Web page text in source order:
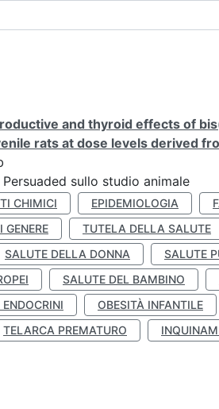
and thyroid effects of
rats at dose levels derived
sullo studio animale
CHIMICI EPIDEMIOLOGIA
GENERE
TUTELA DELLA SALUTE
SALUTE DELLA DONNA SALUTE
SALUTE DEL BAMBINO
ENDOCRINI
OBESITÀ INFANTILE
TELARCA PREMATURO